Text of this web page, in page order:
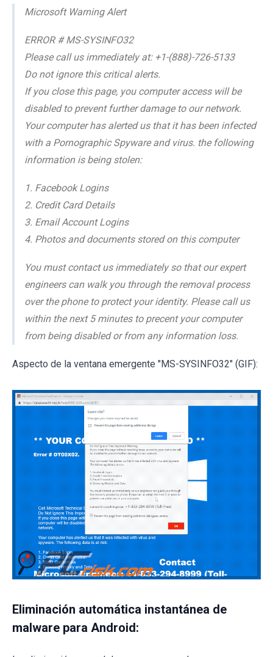
Microsoft Warning Alert
ERROR # MS-SYSINFO32
Please call us immediately at: +1-(888)-726-5133
Do not ignore this critical alerts.
If you close this page, you computer access will be
disabled to prevent further damage to our network.
Your computer has alerted us that it has been infected
with a Pornographic Spyware and virus. the following
information is being stolen:
1. Facebook Logins
2. Credit Card Details
3. Email Account Logins
4. Photos and documents stored on this computer
You must contact us immediately so that our expert
engineers can walk you through the removal process
over the phone to protect your identity. Please call us
within the next 5 minutes to precent your computer
from being disabled or from any information loss.
Aspecto de la ventana emergente "MS-SYSINFO32" (GIF):
Eliminación automática instantánea de
malware para Android: